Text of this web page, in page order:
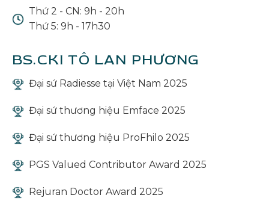
Thứ 2 - CN: 9h - 20h
Thứ 5: 9h - 17h30
BS.CKI TÔ LAN PHƯƠNG
Đại sứ Radiesse tại Việt Nam 2025
Đại sứ thương hiệu Emface 2025
Đại sứ thương hiệu ProFhilo 2025
PGS Valued Contributor Award 2025
Rejuran Doctor Award 2025